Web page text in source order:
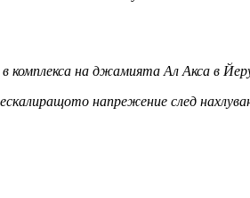
комплекса на джамията Ал Акса в
напрежение след